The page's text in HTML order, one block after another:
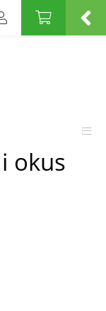
okus